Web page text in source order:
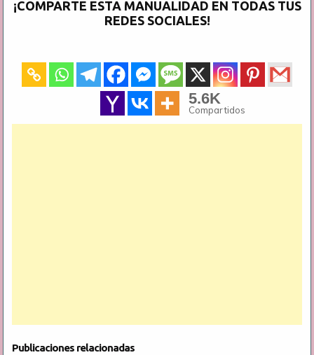
¡COMPARTE ESTA MANUALIDAD EN TODAS TUS
REDES SOCIALES!
5.6K
Compartidos
Publicaciones relacionadas